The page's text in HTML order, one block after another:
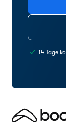
14 Tage